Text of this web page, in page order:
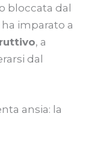
bloccata dal
imparato a
, a
dal
ansia: la